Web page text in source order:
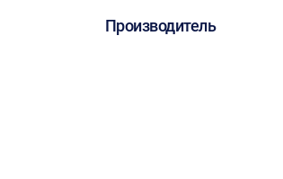
Производитель